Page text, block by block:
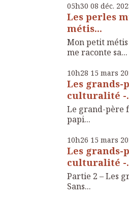
05h30 08 déc.
Les perles
métis...
Mon petit
me raconte sa...
10h28 15 mars
Les
culturalité -
Le grand-père
papi...
10h26 15 mars
Les
culturalité -
Partie 2 – Les
Sans...